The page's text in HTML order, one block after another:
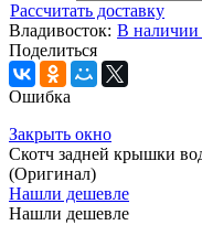
Рассчитать доставку
Владивосток: В наличии
Поделиться
Ошибка
Закрыть окно
Скотч задней крышки
(Оригинал)
Нашли дешевле
Нашли дешевле